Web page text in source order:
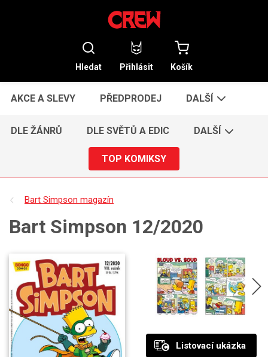
Hledat Přihlásit Košík
AKCE A SLEVY PŘEDPRODEJ DALŠÍ
DLE ŽÁNRŮ DLE SVĚTŮ A EDIC DALŠÍ
TOP KOMIKSY
Bart Simpson magazín
Bart Simpson 12/2020
Listovací ukázka